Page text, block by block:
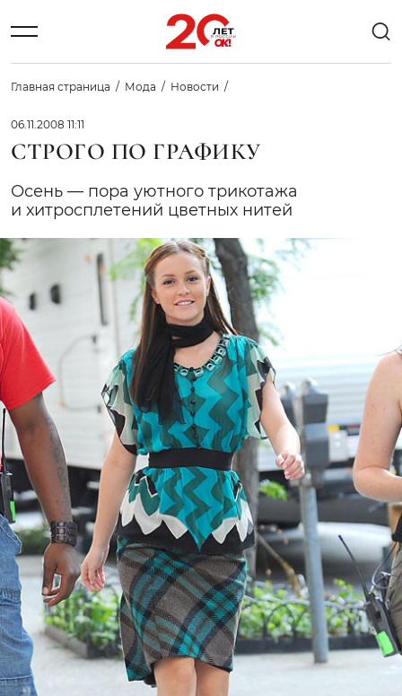
Главная страница Мода Новости
06.11.2008 11:11
СТРОГО ПО ГРАФИКУ
Осень — пора уютного трикотажа
и хитросплетений цветных нитей